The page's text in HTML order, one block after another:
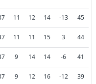
11 12 14 -13 45
11 11 15 3 44
9 14 14 -6 41
9 12 16 -12 39